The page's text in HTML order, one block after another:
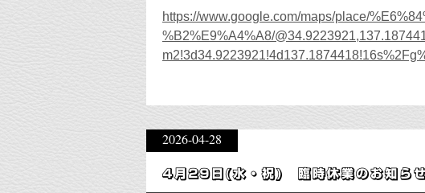
https://www.google.com/maps/place/
%B2%E9%A4%A8/
4月29日(水・祝) 臨時休業のお知ら
2026-04-28